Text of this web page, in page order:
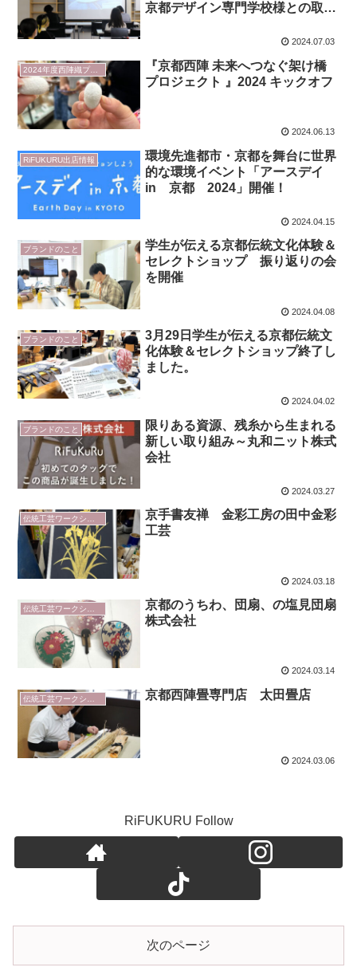
京都デザイン専門学校様との取り
2024.07.03
『京都西陣 未来へつなぐ架け橋
プロジェクト 』2024 キックオフ
2024.06.13
RiFUKURU出店情報
環境先進都市・京都を舞台に世界
的な環境イベント「アースデイ
in 京都 2024」開催！
2024.04.15
ブランドのこと
学生が伝える京都伝統文化体験＆
セレクトショップ 振り返りの会
を開催
2024.04.08
ブランドのこと
3月29日学生が伝える京都伝統文
化体験＆セレクトショップ終了し
ました。
2024.04.02
ブランドのこと
限りある資源、残糸から生まれる
新しい取り組み～丸和ニット株式
会社
2024.03.27
伝統工芸ワークショップ
京手書友禅 金彩工房の田中金彩
工芸
2024.03.18
京都のうちわ、団扇、の塩見団扇
株式会社
2024.03.14
京都西陣畳専門店 太田畳店
2024.03.06
RiFUKURU Follow
次のページ